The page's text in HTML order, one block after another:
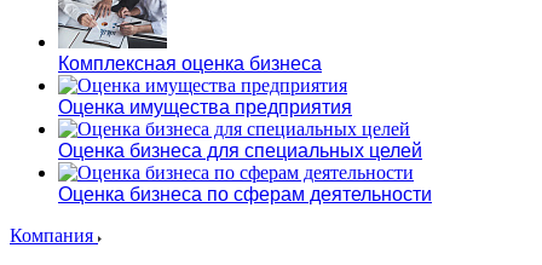
Комплексная оценка бизнеса
Оценка имущества предприятия
Оценка бизнеса для специальных целей
Оценка бизнеса по сферам деятельности
Компания